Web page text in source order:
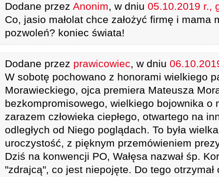
Dodane przez Anonim, w dniu 05.10.2019 r.,
Co, jasio małolat chce założyć firmę i mama
pozwoleń? koniec świata!
Dodane przez prawicowiec, w dniu
W sobotę pochowano z honorami wielkiego
Morawieckiego, ojca premiera Mateusza
bezkompromisowego, wielkiego bojownika o
zarazem człowieka ciepłego, otwartego na
odległych od Niego poglądach. To była
uroczystość, z pięknym przemówieniem
Dziś na konwencji PO, Wałęsa nazwał śp.
"zdrajcą", co jest niepojęte. Do tego